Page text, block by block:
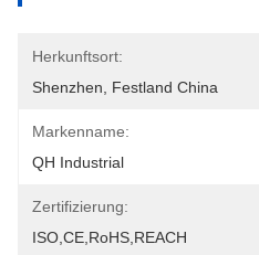
Herkunftsort:
Shenzhen, Festland China
Markenname:
QH Industrial
Zertifizierung:
ISO,CE,RoHS,REACH